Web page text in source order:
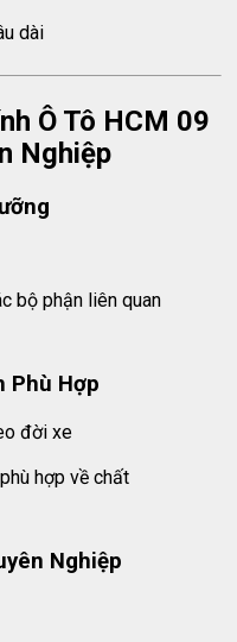
dài
Ô Tô HCM 09
Nghiệp
bộ phận liên quan
Phù Hợp
đời xe
hợp về chất
Nghiệp